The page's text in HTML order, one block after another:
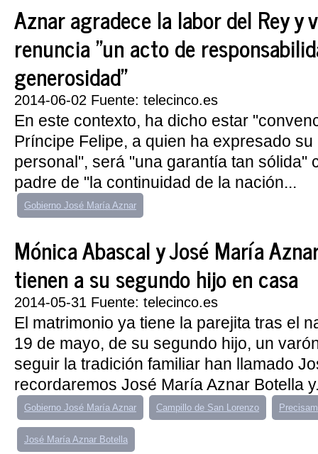
Aznar agradece la labor del Rey y
renuncia "un acto de
generosidad"
2014-06-02 Fuente: telecinco.es
En este contexto, ha dicho estar
Príncipe Felipe, a quien ha expresado
personal", será "una garantía tan sólida"
padre de "la continuidad de la nación...
Gobierno José María Aznar
Mónica Abascal y José María
tienen a su segundo hijo en casa
2014-05-31 Fuente: telecinco.es
El matrimonio ya tiene la parejita tras el
19 de mayo, de su segundo hijo, un
seguir la tradición familiar han llamado
recordaremos José María Aznar Botella
Gobierno José María Aznar Campillo de San Lorenzo
José María Aznar Botella